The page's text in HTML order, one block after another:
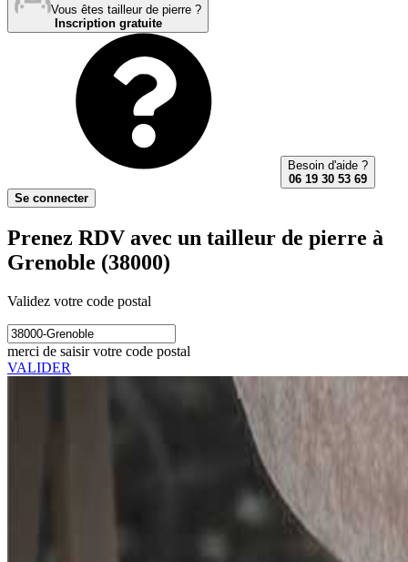
Vous êtes tailleur de pierre ?
Inscription gratuite
Besoin d'aide ?
06 19 30 53 69
Se connecter
Prenez RDV avec un tailleur de pierre à
Grenoble (38000)
Validez votre code postal
merci de saisir votre code postal
VALIDER